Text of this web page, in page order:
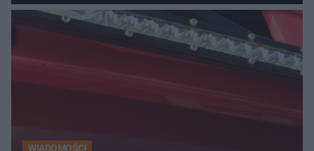
miasta. Prąd, telefon i
luksusowa auta
WIADOMOŚCI